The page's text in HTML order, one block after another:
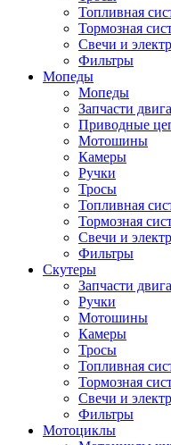
Топливная
Тормозная
Свечи и
Фильтры
Мопеды
Мопеды
Запчасти
Приводные
Мотошины
Камеры
Ручки
Тросы
Топливная
Тормозная
Свечи и
Фильтры
Cкутеры
Запчасти
Ручки
Мотошины
Камеры
Тросы
Топливная
Тормозная
Свечи и
Фильтры
Мотоциклы